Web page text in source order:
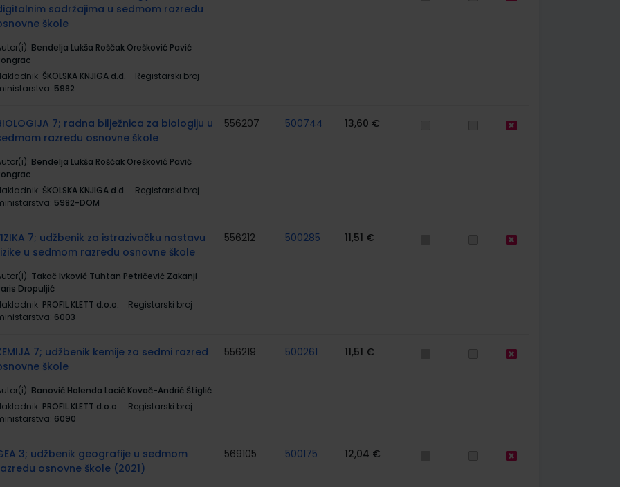
sadržajima u sedmom razredu
škole
Bendelja Lukša Roščak Orešković Pavić
ŠKOLSKA KNJIGA d.d.
Registarski broj
5982
7; radna bilježnica za biologiju u
razredu osnovne škole
Bendelja Lukša Roščak Orešković Pavić
ŠKOLSKA KNJIGA d.d.
Registarski broj
5982-DOM
556207 500744 13,60 €
7; udžbenik za istrazivačku nastavu
u sedmom razredu osnovne škole
Takač Ivković Tuhtan Petričević Zakanji
Dropuljić
PROFIL KLETT d.o.o.
Registarski broj
6003
556212 500285 11,51 €
7; udžbenik kemije za sedmi razred
škole
Banović Holenda Lacić Kovač-Andrić Štiglić
PROFIL KLETT d.o.o.
Registarski broj
6090
556219 500261 11,51 €
3; udžbenik geografije u sedmom
osnovne škole (2021)
569105 500175 12,04 €